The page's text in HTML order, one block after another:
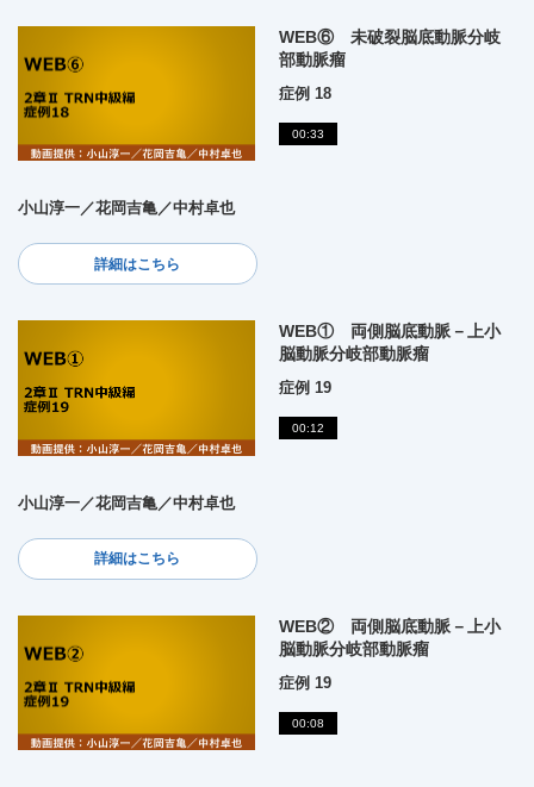
WEB⑥ 未破裂脳底動脈分岐
部動脈瘤
症例 18
00:33
小山淳一／花岡吉亀／中村卓也
詳細はこちら
WEB① 両側脳底動脈－上小
脳動脈分岐部動脈瘤
症例 19
00:12
小山淳一／花岡吉亀／中村卓也
詳細はこちら
WEB② 両側脳底動脈－上小
脳動脈分岐部動脈瘤
症例 19
00:08